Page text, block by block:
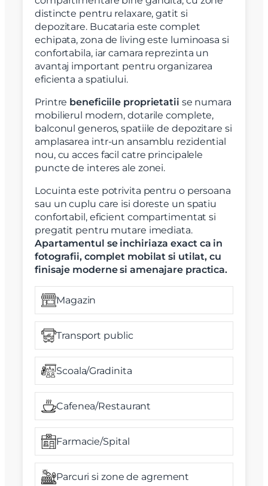
distincte pentru relaxare, gatit si
depozitare. Bucataria este complet
echipata, zona de living este luminoasa si
confortabila, iar camara reprezinta un
avantaj important pentru organizarea
eficienta a spatiului.
Printre beneficiile proprietatii se numara
mobilierul modern, dotarile complete,
balconul generos, spatiile de depozitare si
amplasarea intr-un ansamblu rezidential
nou, cu acces facil catre principalele
puncte de interes ale zonei.
Locuinta este potrivita pentru o persoana
sau un cuplu care isi doreste un spatiu
confortabil, eficient compartimentat si
pregatit pentru mutare imediata.
Apartamentul se inchiriaza exact ca in
fotografii, complet mobilat si utilat, cu
finisaje moderne si amenajare practica.
Magazin
Transport public
Scoala/Gradinita
Cafenea/Restaurant
Farmacie/Spital
Parcuri si zone de agrement